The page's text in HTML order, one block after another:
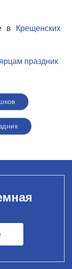
в
Крещенских
праздник